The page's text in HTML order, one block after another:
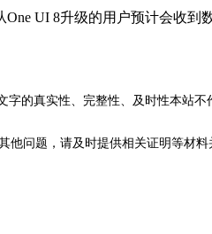
UI 8升级的用户预计会收到
的真实性、完整性、及时性本站不
问题，请及时提供相关证明等材